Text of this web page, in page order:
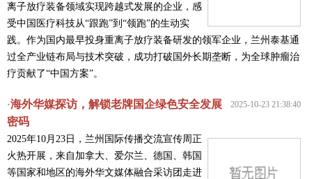
离子放疗装备领域实现跨越式发展的企业，感
受中国医疗科技从“跟跑”到“领跑”的生动实
践。作为国内最早投身重离子放疗装备研发的领军企业，兰州泰基通
过全产业链布局与技术突破，成功打破国外长期垄断，为全球肿瘤治
疗贡献了“中国方案”。
2025-10-23 21:38:40
·海外华媒探访，解锁老牌国企绿色安全发展
密码
2025年10月23日，兰州国际传播交流宣传周正
火热开展，来自加拿大、爱尔兰、德国、韩国
等国家和地区的海外华文媒体融合采访团走进